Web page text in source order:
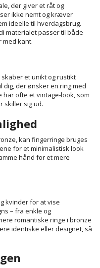
der giver et råt og
ikke nemt og kræver
ideelle til hverdagsbrug.
materialet passer til både
kant.
et unikt og rustikt
der ønsker en ring med
ofte et vintage-look, som
skiller sig ud.
kan fingerringe bruges
for et minimalistisk look
hånd for et mere
kvinder for at vise
– fra enkle og
romantiske ringe i bronze
identiske eller designet, så